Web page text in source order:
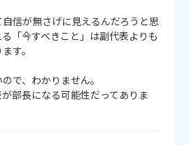
信が無さげに見えるんだろうと思
「今すべきこと」は副代表よりも
す。
で、わかりません。
部長になる可能性だってありま